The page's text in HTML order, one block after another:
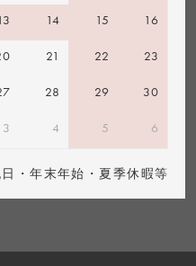
14 15 16
21 22 23
28 29 30
3 4 5 6
・年末年始・夏季休暇等